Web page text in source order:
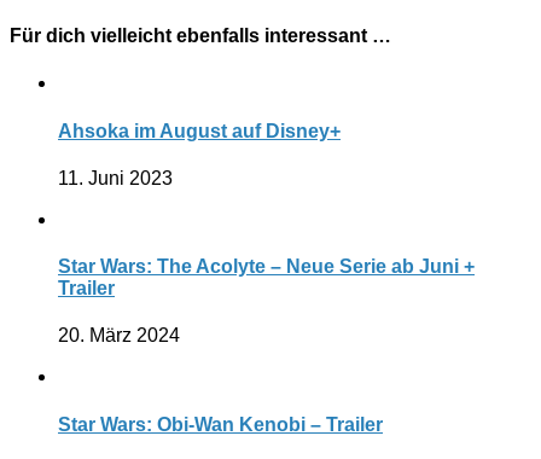
Für dich vielleicht ebenfalls interessant …
Ahsoka im August auf Disney+
11. Juni 2023
Star Wars: The Acolyte – Neue Serie ab Juni +
Trailer
20. März 2024
Star Wars: Obi-Wan Kenobi – Trailer